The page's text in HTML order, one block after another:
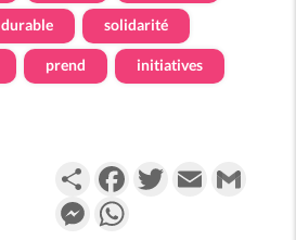
durable solidarité
prend initiatives
PartagerFacebookTwitterEmail
Messenger